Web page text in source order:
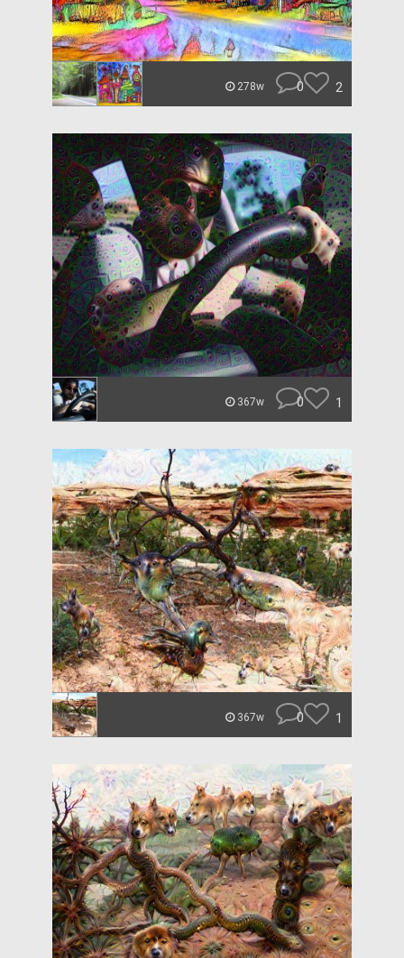
278w 0 2
367w 0 1
367w 0 1